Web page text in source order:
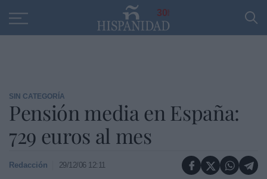
30
SIN CATEGORÍA
Pensión media en España:
729 euros al mes
Redacción 29/12/06 12:11